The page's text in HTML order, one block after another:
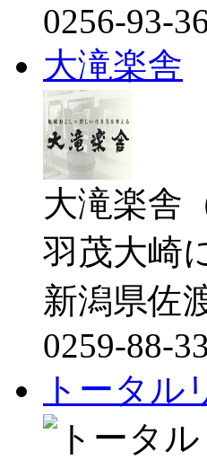
0256-93-
大滝楽舎
大滝楽舎
羽茂大崎
新潟県佐
0259-88-
トータル